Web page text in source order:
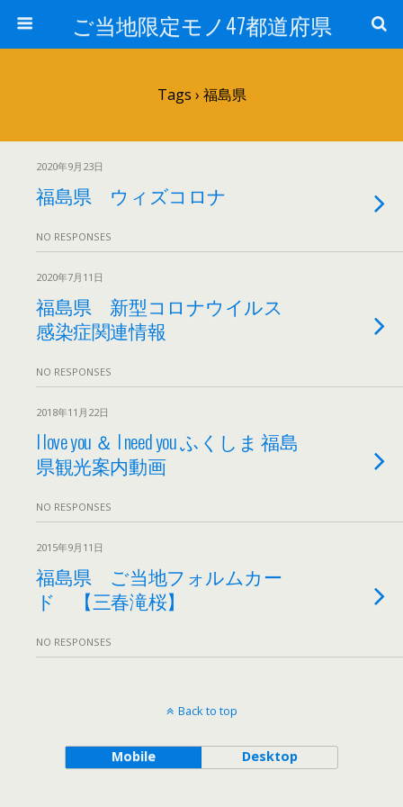
ご当地限定モノ47都道府県
Tags › 福島県
2020年9月23日
福島県 ウィズコロナ
NO RESPONSES
2020年7月11日
福島県 新型コロナウイルス
感染症関連情報
NO RESPONSES
2018年11月22日
I love you ＆ I need you ふくしま 福島
県観光案内動画
NO RESPONSES
2015年9月11日
福島県 ご当地フォルムカー
ド 【三春滝桜】
NO RESPONSES
Back to top
Mobile Desktop